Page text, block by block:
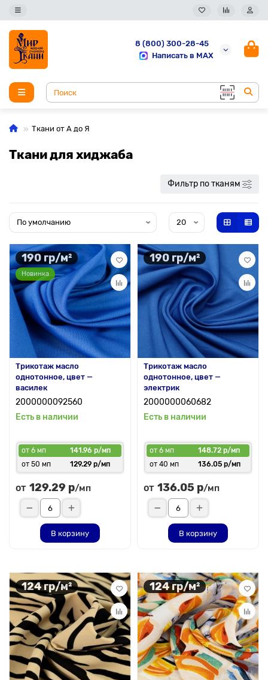
8 (800) 300-28-45
Написать в MAX
Ткани от А до Я
Ткани для хиджаба
Фильтр по тканям
190 гр/м²
Новинка
Трикотаж масло
однотонное, цвет —
василек
2000000092560
Есть в наличии
от 6 мп
141.96 р/мп
от 50 мп
129.29 р/мп
от 129.29 р/мп
В корзину
190 гр/м²
Трикотаж масло
однотонное, цвет —
электрик
2000000060682
Есть в наличии
от 6 мп
148.72 р/мп
от 40 мп
136.05 р/мп
от 136.05 р/мп
В корзину
124 гр/м² 124 гр/м²